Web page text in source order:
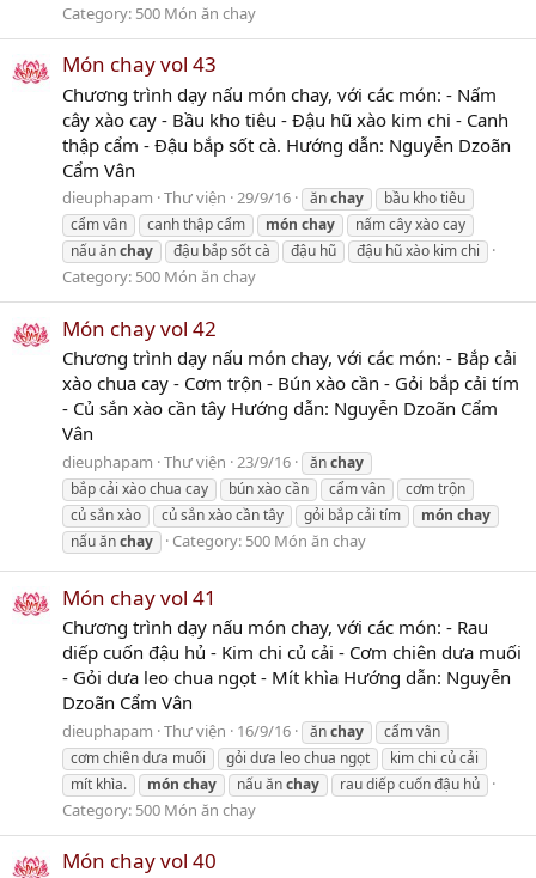
Category: 500 Món ăn chay
Món chay vol 43
Chương trình dạy nấu món chay, với các món: - Nấm
cây xào cay - Bầu kho tiêu - Đậu hũ xào kim chi - Canh
thập cẩm - Đậu bắp sốt cà. Hướng dẫn: Nguyễn Dzoãn
Cẩm Vân
dieuphapam Thư viện 29/9/16 ănchay
bầu kho tiêu
cẩm vân
canh thập cẩm món chay
nấm cây xào cay
nấu ănchay đậu bắp sốt cà đậu hũ đậu hũ xào kim chi
Category: 500 Món ăn chay
Món chay vol 42
Chương trình dạy nấu món chay, với các món: - Bắp cải
xào chua cay - Cơm trộn - Bún xào cần - Gỏi bắp cải tím
- Củ sắn xào cần tây Hướng dẫn: Nguyễn Dzoãn Cẩm
Vân
dieuphapam Thư viện 23/9/16 ănchay
bắp cải xào chua cay
bún xào cần cẩm vân
cơm trộn
củ sắn xào
củ sắn xào cần tây gỏi bắp cải tím món chay
nấu ănchay Category: 500 Món ăn chay
Món chay vol 41
Chương trình dạy nấu món chay, với các món: - Rau
diếp cuốn đậu hủ - Kim chi củ cải - Cơm chiên dưa muối
- Gỏi dưa leo chua ngọt - Mít khìa Hướng dẫn: Nguyễn
Dzoãn Cẩm Vân
dieuphapam Thư viện 16/9/16 ănchay
cẩm vân
cơm chiên dưa muối
gỏi dưa leo chua ngọt
kim chi củ cải
mít khìa.
món chay nấu ănchay rau diếp cuốn đậu hủ
Category: 500 Món ăn chay
Món chay vol 40